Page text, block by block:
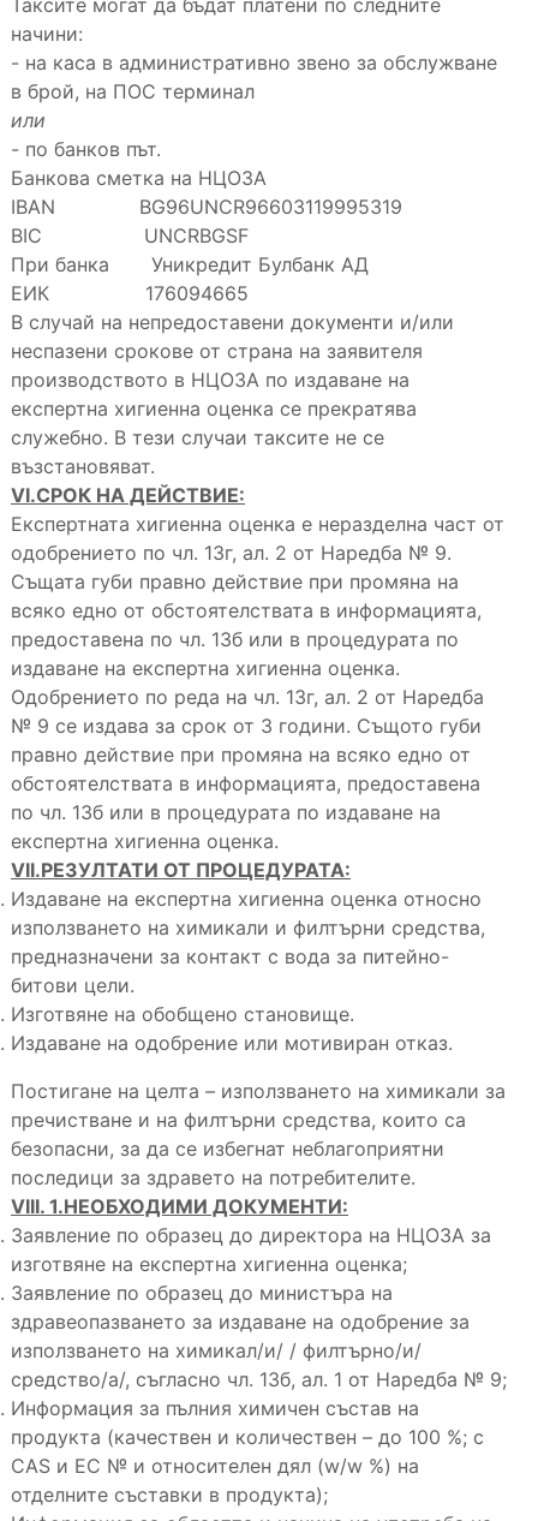
Таксите могат да бъдат платени по следните
начини:
- на каса в административно звено за обслужване
в брой, на ПОС терминал
или
- по банков път.
Банкова сметка на НЦОЗА
IBAN BG96UNCR96603119995319
BIC UNCRBGSF
При банка Уникредит Булбанк АД
ЕИК 176094665
В случай на непредоставени документи и/или
неспазени срокове от страна на заявителя
производството в НЦОЗА по издаване на
експертна хигиенна оценка се прекратява
служебно. В тези случаи таксите не се
възстановяват.
VI.СРОК НА ДЕЙСТВИЕ:
Експертната хигиенна оценка е неразделна част от
одобрението по чл. 13г, ал. 2 от Наредба № 9.
Същата губи правно действие при промяна на
всяко едно от обстоятелствата в информацията,
предоставена по чл. 13б или в процедурата по
издаване на експертна хигиенна оценка.
Одобрението по реда на чл. 13г, ал. 2 от Наредба
№ 9 се издава за срок от 3 години. Същото губи
правно действие при промяна на всяко едно от
обстоятелствата в информацията, предоставена
по чл. 13б или в процедурата по издаване на
експертна хигиенна оценка.
VII.РЕЗУЛТАТИ ОТ ПРОЦЕДУРАТА:
Издаване на експертна хигиенна оценка относно
използването на химикали и филтърни средства,
предназначени за контакт с вода за питейно-
битови цели.
Изготвяне на обобщено становище.
Издаване на одобрение или мотивиран отказ.
Постигане на целта – използването на химикали за
пречистване и на филтърни средства, които са
безопасни, за да се избегнат неблагоприятни
последици за здравето на потребителите.
VIII. 1.НЕОБХОДИМИ ДОКУМЕНТИ:
Заявление по образец до директора на НЦОЗА за
изготвяне на експертна хигиенна оценка;
Заявление по образец до министъра на
здравеопазването за издаване на одобрение за
използването на химикал/и/ / филтърно/и/
средство/а/, съгласно чл. 13б, ал. 1 от Наредба № 9;
Информация за пълния химичен състав на
продукта (качествен и количествен – до 100 %; с
CAS и ЕС № и относителен дял (w/w %) на
отделните съставки в продукта);